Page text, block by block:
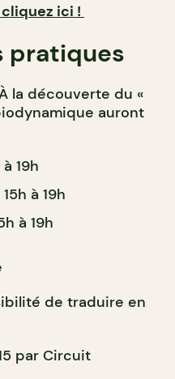
ici !
pratiques
la découverte du «
auront
19h
à 19h
à 19h
de traduire en
par Circuit